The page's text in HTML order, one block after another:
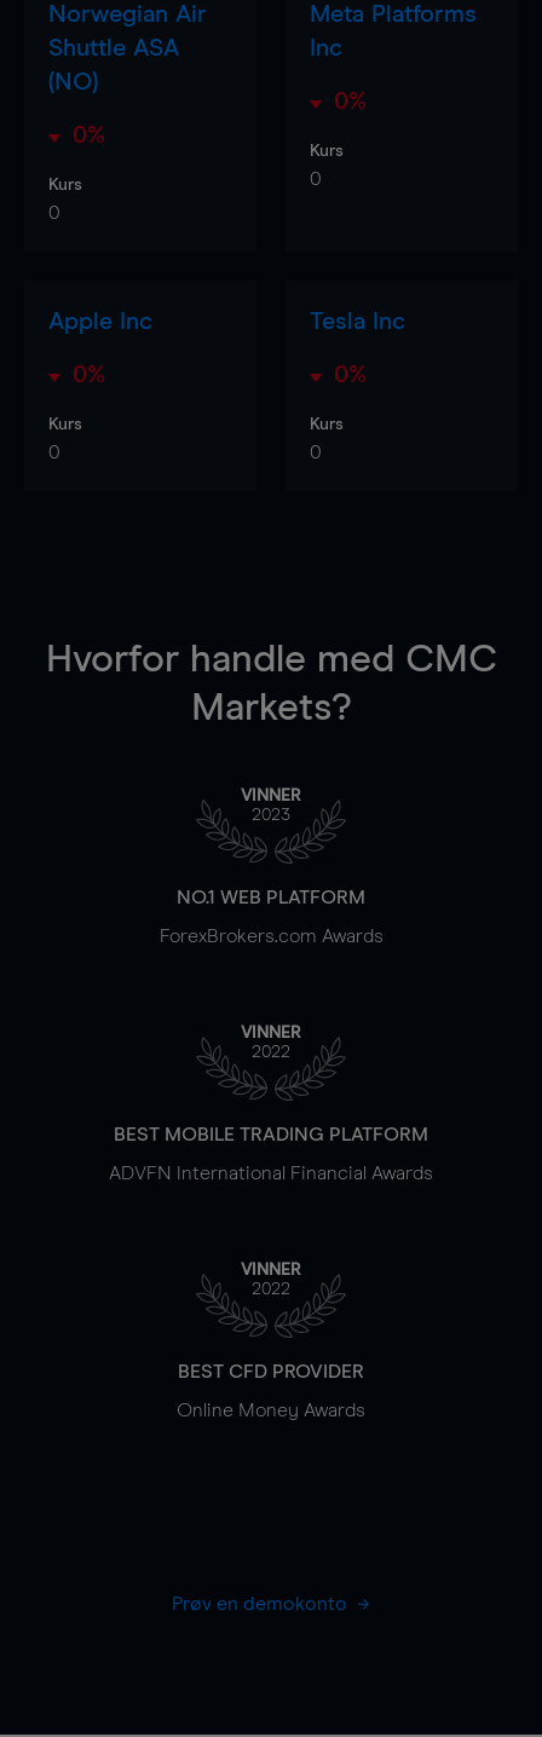
Norwegian Air
Shuttle ASA
(NO)
0%
Kurs
0
Meta Platforms
Inc
0%
Kurs
0
Apple Inc
0%
Kurs
0
Tesla Inc
0%
Kurs
0
Hvorfor handle med CMC
Markets?
VINNER
2023
NO.1 WEB PLATFORM
ForexBrokers.com Awards
VINNER
2022
BEST MOBILE TRADING PLATFORM
ADVFN International Financial Awards
VINNER
2022
BEST CFD PROVIDER
Online Money Awards
Prøv en demokonto